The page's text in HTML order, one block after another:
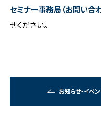
セミナー事務局（お問い合
せください。
お知らせ・イベ